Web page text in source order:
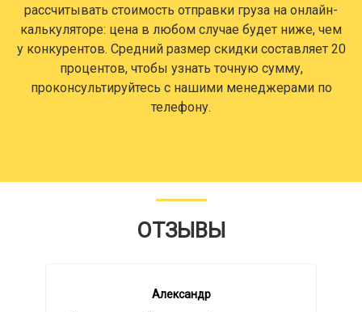
рассчитывать стоимость отправки груза на онлайн-
калькуляторе: цена в любом случае будет ниже, чем
у конкурентов. Средний размер скидки составляет 20
процентов, чтобы узнать точную сумму,
проконсультируйтесь с нашими менеджерами по
телефону.
ОТЗЫВЫ
Александр